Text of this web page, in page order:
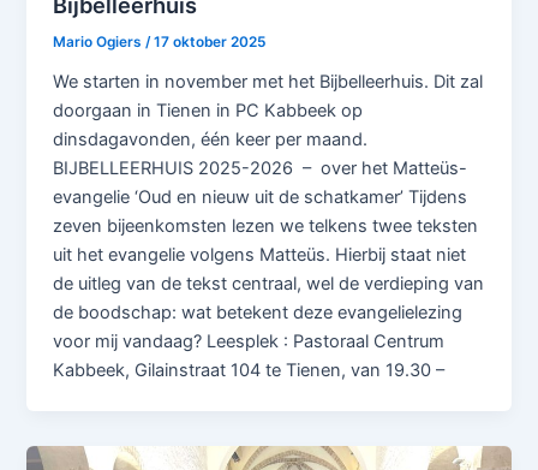
Mario Ogiers/17 oktober 2025
We starten in november met het Bijbelleerhuis. Dit zal
doorgaan in Tienen in PC Kabbeek op
dinsdagavonden, één keer per maand.
BIJBELLEERHUIS 2025-2026 – over het Matteüs-
evangelie ‘Oud en nieuw uit de schatkamer’ Tijdens
zeven bijeenkomsten lezen we telkens twee teksten
uit het evangelie volgens Matteüs. Hierbij staat niet
de uitleg van de tekst centraal, wel de verdieping van
de boodschap: wat betekent deze evangelielezing
voor mij vandaag? Leesplek : Pastoraal Centrum
Kabbeek, Gilainstraat 104 te Tienen, van 19.30 –